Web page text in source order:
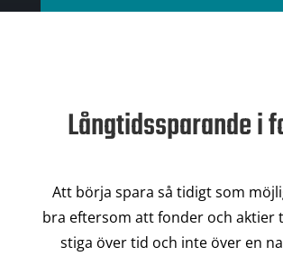
Långtidssparande i
Att börja spara så tidigt som
bra eftersom att fonder och aktier
stiga över tid och inte över en